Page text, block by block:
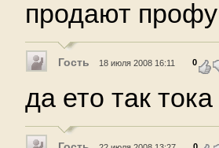
продают
Гость 18 июля 2008 16:11 0
да ето так